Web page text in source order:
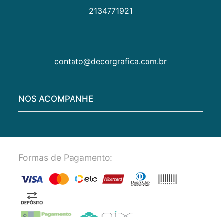
2134771921
contato@decorgrafica.com.br
NOS ACOMPANHE
Formas de Pagamento: